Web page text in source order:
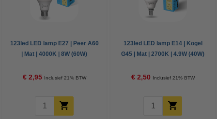
123led LED lamp E27 | Peer A60
| Mat | 4000K | 8W (60W)
€ 2,95 Inclusief 21% BTW
123led LED lamp E14 | Kogel
G45 | Mat | 2700K | 4.9W (40W)
€ 2,50 Inclusief 21% BTW